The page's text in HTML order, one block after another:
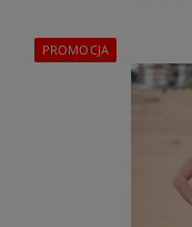
PROMOCJA